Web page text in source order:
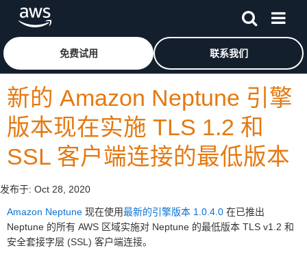
跳至主要内容
免费试用 联系我们
新的 Amazon Neptune 引擎
版本现在实施 TLS 1.2 和
SSL 客户端连接的最低版本
发布于: Oct 28, 2020
Amazon Neptune 现在使用最新的引擎版本 1.0.4.0 在已推出
Neptune 的所有 AWS 区域实施对 Neptune 的最低版本 TLS v1.2 和
安全套接字层 (SSL) 客户端连接。